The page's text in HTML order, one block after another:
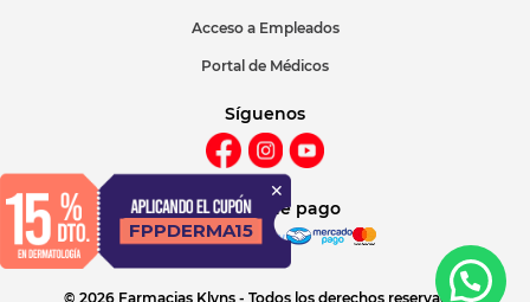
Acceso a Empleados
Portal de Médicos
Síguenos
Métodos de pago
© 2026 Farmacias Klyns - Todos los derechos reservados